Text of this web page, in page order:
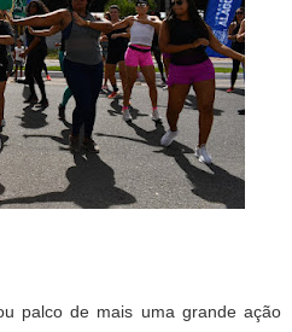
palco de mais uma grande ação